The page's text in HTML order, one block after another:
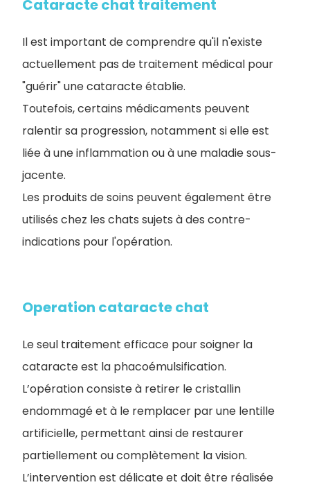
Cataracte chat traitement
Il est important de comprendre qu'il n'existe
actuellement pas de traitement médical pour
"guérir" une cataracte établie.
Toutefois, certains médicaments peuvent
ralentir sa progression, notamment si elle est
liée à une inflammation ou à une maladie sous-
jacente.
Les produits de soins peuvent également être
utilisés chez les chats sujets à des contre-
indications pour l'opération.
Operation cataracte chat
Le seul traitement efficace pour soigner la
cataracte est la phacoémulsification.
L’opération consiste à retirer le cristallin
endommagé et à le remplacer par une lentille
artificielle, permettant ainsi de restaurer
partiellement ou complètement la vision.
L’intervention est délicate et doit être réalisée